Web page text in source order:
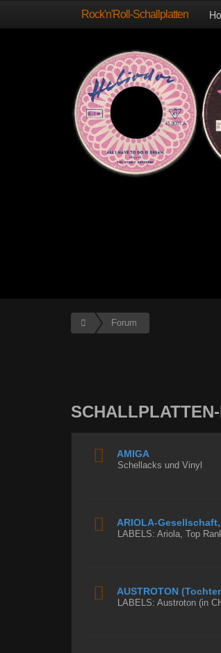
Rock'n'Roll-Schallplatten
Forum
AMIGA
Schellacks und Vinyl
ARIOLA-
LABELS: Ariola, Top
AUSTROTON
LABELS: Austroton (in